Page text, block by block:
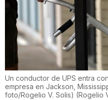
Un conductor de UPS entra
empresa en Jackson,
foto/Rogelio V. Solis) (Rogelio